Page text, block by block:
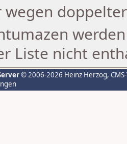
wegen
Liste nicht
© 2006-2026 Heinz Herzog,